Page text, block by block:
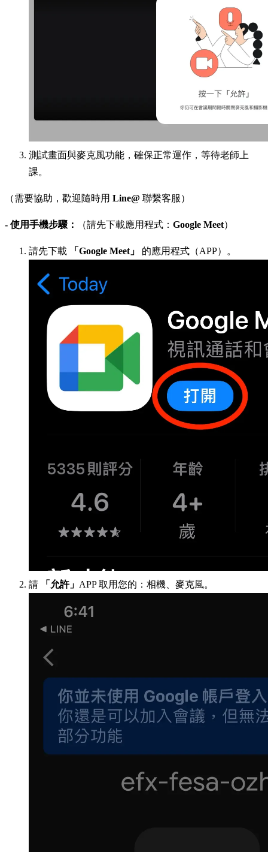
測試畫面與麥克風功能，確保正常運作，等待老師上
課。
（需要協助，歡迎隨時用 Line@ 聯繫客服）
- 使用手機步驟： （請先下載應用程式： Google Meet）
請先下載 「Google Meet」 的應用程式（APP）。
請 「允許」 APP 取用您的：相機、麥克風。